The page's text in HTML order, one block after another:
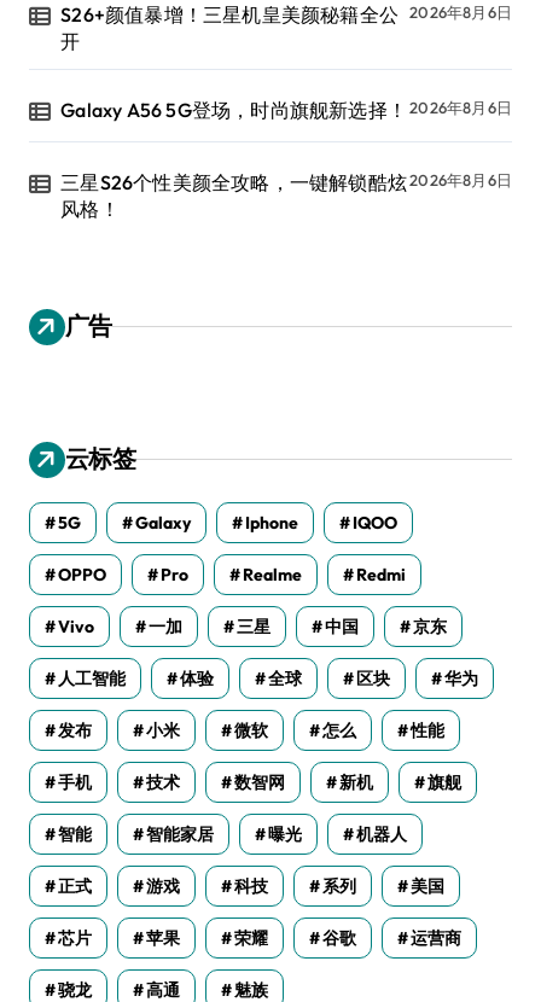
S26+颜值暴增！三星机皇美颜秘籍全公
开
2026年8月6日
Galaxy A56 5G登场，时尚旗舰新选择！ 2026年8月6日
三星S26个性美颜全攻略，一键解锁酷炫
风格！
2026年8月6日
广告
云标签
5G Galaxy Iphone IQOO
OPPO Pro Realme Redmi
Vivo 一加 三星 中国 京东
人工智能 体验 全球 区块 华为
发布 小米 微软 怎么 性能
手机 技术 数智网 新机 旗舰
智能 智能家居 曝光 机器人
正式 游戏 科技 系列 美国
芯片 苹果 荣耀 谷歌 运营商
骁龙 高通 魅族